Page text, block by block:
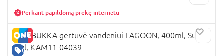
Perkant papildomą prekę internetu
GERA KAINA
KAMBUKKA gertuvė vandeniui LAGOON, 400ml, Surf
Girl, KAM11-04039